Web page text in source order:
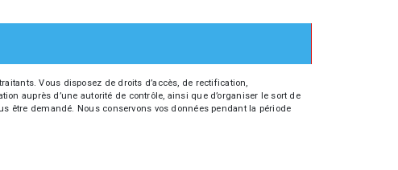
Vous disposez de droits d’accès, de rectification,
auprès d’une autorité de contrôle, ainsi que d’organiser le sort de
être demandé. Nous conservons vos données pendant la période